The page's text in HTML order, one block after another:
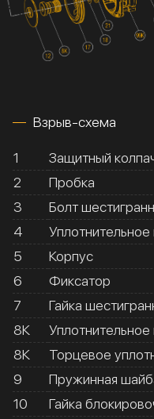
Взрыв-схема
1
Защитный
2
Пробка
3
Болт
4
Уплотнительное
5
Корпус
6
Фиксатор
7
Гайка
8К
Уплотнительное
8К
Торцевое
9
Пружинная
10
Гайка